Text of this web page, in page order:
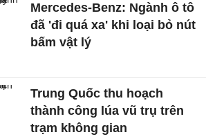
Mercedes-Benz: Ngành ô tô
đã 'đi quá xa' khi loại bỏ nút
bấm vật lý
Trung Quốc thu hoạch
thành công lúa vũ trụ trên
trạm không gian